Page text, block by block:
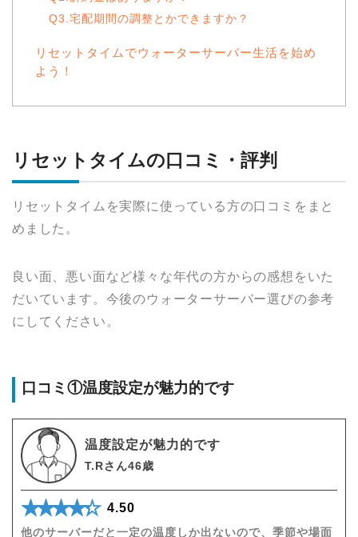
Q3.宅配期間の調整とかできますか？
リセットタイムでウォーターサーバー生活を始め
よう！
リセットタイムの口コミ・評判
リセットタイムを実際に使っている方の口コミをまと
めました。
良い面、悪い面など様々な年代の方からの感想をいた
だいています。今後のウォーターサーバー選びの参考
にしてください。
口コミ①温度設定が魅力的です
温度設定が魅力的です
T.Rさん46歳
★★★★★
☆☆☆☆☆ 4.50
他のサーバーだと一定の温度しか出ないので、季節や場面